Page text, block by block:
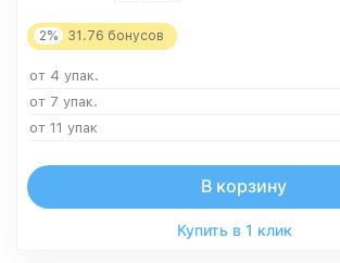
2% 31.76 бонусов
от 4 упак.
от 7 упак.
от 11 упак
В корзину
Купить в 1 клик